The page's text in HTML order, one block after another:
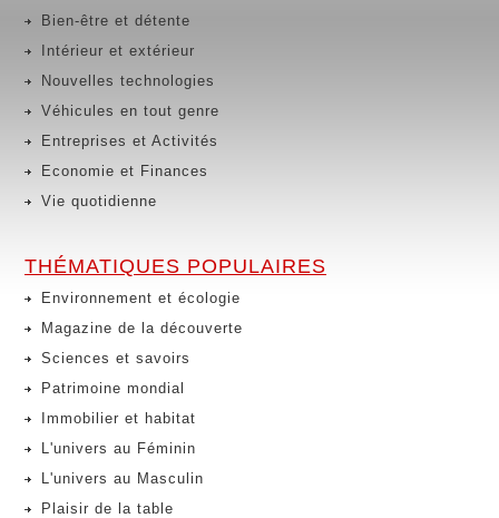
Bien-être et détente
Intérieur et extérieur
Nouvelles technologies
Véhicules en tout genre
Entreprises et Activités
Economie et Finances
Vie quotidienne
THÉMATIQUES POPULAIRES
Environnement et écologie
Magazine de la découverte
Sciences et savoirs
Patrimoine mondial
Immobilier et habitat
L'univers au Féminin
L'univers au Masculin
Plaisir de la table